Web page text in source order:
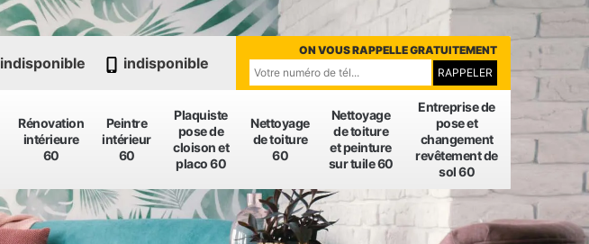
Rénovation
intérieure
60
Peintre
intérieur
60
Plaquiste
pose de
cloison et
placo 60
Nettoyage
de toiture
60
Nettoyage
de toiture
et peinture
sur tuile 60
Entreprise de
pose et
changement
revêtement de
sol 60
indisponible indisponible
ON VOUS RAPPELLE GRATUITEMENT